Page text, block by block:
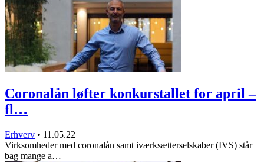
Coronalån løfter konkurstallet for april –
fl…
Erhverv • 11.05.22
Virksomheder med coronalån samt iværksætterselskaber (IVS) står
bag mange a…